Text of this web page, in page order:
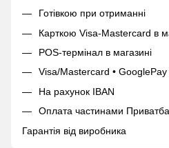
Готівкою при отриманні
Карткою Visa-Mastercard в
POS-термінал в магазині
Visa/Mastercard • GooglePay
На рахунок IBAN
Оплата частинами
Гарантія від виробника